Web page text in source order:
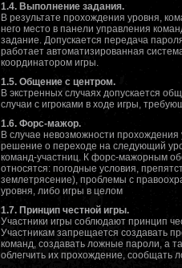
1.4. Выполнение задания.
В результате прохождения уровня,
него место в панели управления
задание. Допускается передача
работает автоматизированная
координатором игры.
1.5. Общение с центром.
В экстренных случаях допускается
случаи с игроками в ходе игры,
1.6. Форс-мажор.
В случае невозможности
решение о переходе на следующий
команд-участниц. К форс-мажорным
относятся: погодные условия,
землетрясение), проблемы с
уровня, либо игры в целом
1.7. Принцип честной игры.
Участники игры соблюдают принцип
Участникам запрещается создавать
команд, создавать ложные пароли, а
облегчить их прохождение, сообщать